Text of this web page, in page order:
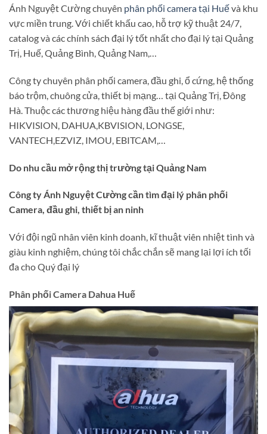
Ánh Nguyệt Cường chuyên phân phối camera tại Huếvà khu
vực miền trung. Với chiết khấu cao, hỗ trợ kỹ thuật 24/7,
catalog và các chính sách đại lý tốt nhất cho đại lý tại Quảng
Trị, Huế, Quảng Bình, Quảng Nam,…
Công ty chuyên phân phối camera, đầu ghi, ổ cứng, hệ thống
báo trộm, chuông cửa, thiết bị mạng… tại Quảng Trị, Đông
Hà. Thuộc các thương hiệu hàng đầu thế giới như:
HIKVISION, DAHUA,KBVISION, LONGSE,
VANTECH,EZVIZ, IMOU, EBITCAM,…
Do nhu cầu mở rộng thị trường tại Quảng Nam
Công ty Ánh Nguyệt Cường cần tìm đại lý phân phối
Camera, đầu ghi, thiết bị an ninh
Với đội ngũ nhân viên kinh doanh, kĩ thuật viên nhiệt tình và
giàu kinh nghiệm, chúng tôi chắc chắn sẽ mang lại lợi ích tối
đa cho Quý đại lý
Phân phối Camera Dahua Huế